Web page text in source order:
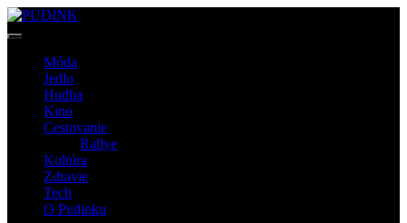
Móda
Jedlo
Hudba
Kino
Cestovanie
Rallye
Kultúra
Zdravie
Tech
O Pudinku